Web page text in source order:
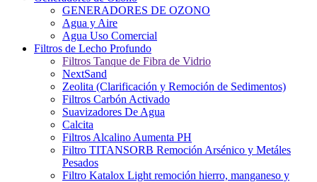
GENERADORES DE OZONO
Agua y Aire
Agua Uso Comercial
Filtros de Lecho Profundo
Filtros Tanque de Fibra de Vidrio
NextSand
Zeolita (Clarificación y Remoción de Sedimentos)
Filtros Carbón Activado
Suavizadores De Agua
Calcita
Filtros Alcalino Aumenta PH
Filtro TITANSORB Remoción Arsénico y Metáles
Pesados
Filtro Katalox Light remoción hierro, manganeso y